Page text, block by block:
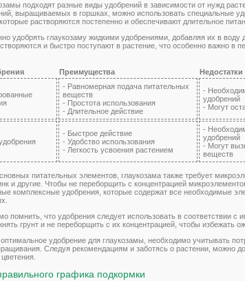
подходят разные виды удобрений в зависимости от нужд
выращиваемых в горшках, можно использовать специальные
растворяются постепенно и обеспечивают длительное
удобрять глаукозаму жидкими удобрениями, добавляя их в воду
и быстро поступают в растение, что особенно важно в
Преимущества Недостатки
- Равномерная подача питательных
веществ
- Простота использования
- Длительное действие
-
удобрений
- Могут
- Быстрое действие
- Удобство использования
- Легкость усвоения растением
-
удобрений
- Могут
веществ
питательных элементов, глаукозама также требует
и другие. Чтобы не переборщить с концентрацией
комплексные удобрения, которые содержат все необходимые
помнить, что удобрения следует использовать в соответствии с
грунт и не переборщить с их концентрацией, чтобы избежать
удобрение для глаукозамы, необходимо учитывать
Следуя рекомендациям и заботясь о растении, можно
графика подкормки